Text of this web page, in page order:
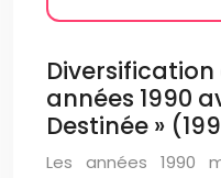
Diversification
années 1990
Destinée »
Les années 1990